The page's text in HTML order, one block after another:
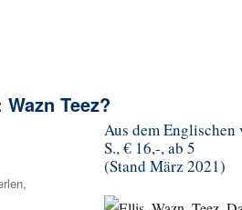
Teez?
Aus dem Englischen
S., € 16,-, ab 5
(Stand März 2021)
,